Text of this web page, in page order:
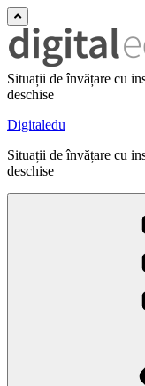
Situații de învățare cu
deschise
Digitaledu
Situații de învățare cu
deschise